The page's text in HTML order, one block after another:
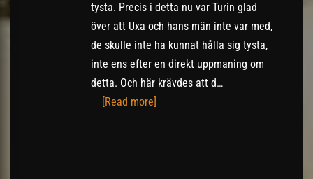
tysta. Precis i detta nu var Turin glad
över att Uxa och hans män inte var med,
de skulle inte ha kunnat hålla sig tysta,
inte ens efter en direkt uppmaning om
detta. Och här krävdes att d…
[Read more]